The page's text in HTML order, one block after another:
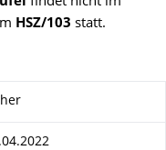
HSZ/103 statt.